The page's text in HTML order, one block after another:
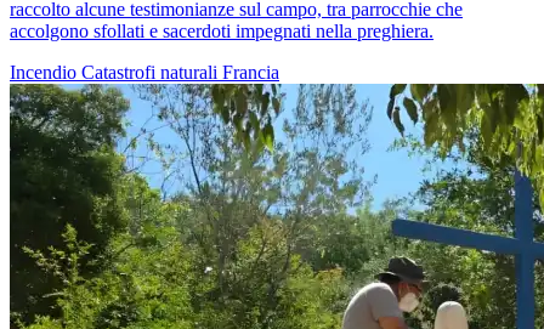
raccolto alcune testimonianze sul campo, tra parrocchie che
accolgono sfollati e sacerdoti impegnati nella preghiera.
Incendio Catastrofi naturali Francia